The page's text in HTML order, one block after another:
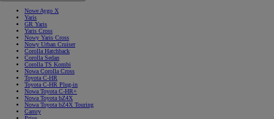
Nowe Aygo X
Yaris
GR Yaris
Yaris Cross
Nowy Yaris Cross
Nowy Urban Cruiser
Corolla Hatchback
Corolla Sedan
Corolla TS Kombi
Nowa Corolla Cross
Toyota C-HR
Toyota C-HR Plug-in
Nowa Toyota C-HR+
Nowa Toyota bZ4X
Nowa Toyota bZ4X Touring
Camry